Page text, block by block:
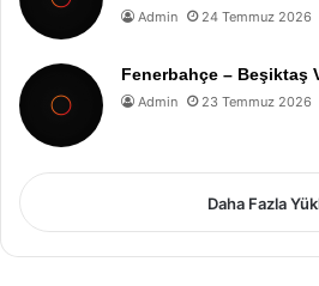
Admin 24 Temmuz 2026
Fenerbahçe – Beşiktaş
Admin 23 Temmuz 2026
Daha Fazla